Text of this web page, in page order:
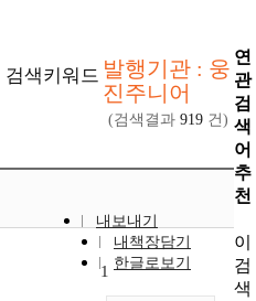
검색키워드 발행기관 : 웅
진주니어
(검색결과 919 건)
내보내기
내책장담기
한글로보기
1
연
관
검
색
어
추
천
이
검
색